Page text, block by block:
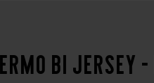
BI Jersey